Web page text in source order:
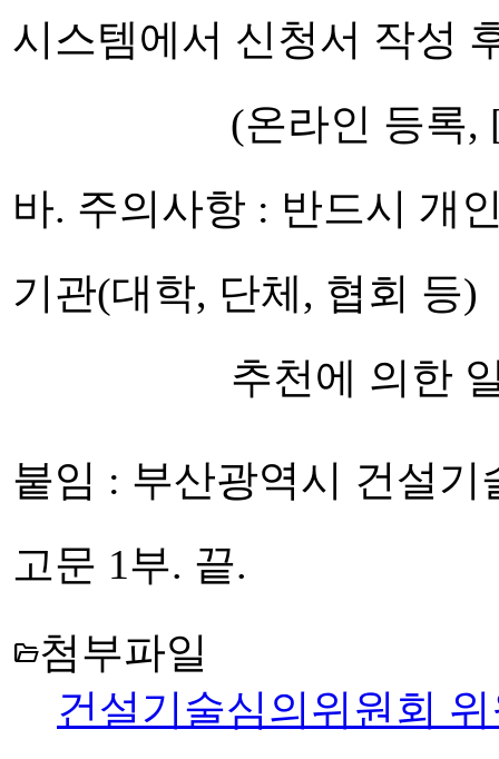
시스템에서 신청서 작성
(온라인 등록,
바. 주의사항 : 반드시 개
기관(대학, 단체, 협회 등)
추천에 의한 일괄
붙임 : 부산광역시 건설
고문 1부. 끝.
folder_open첨부파일
건설기술심의위원회